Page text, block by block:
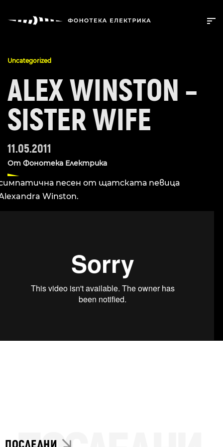
Uncategorized
ALEX WINSTON –
SISTER WIFE
11.05.2011
От Фонотека Електрика
песен от щатската певица
Winston.